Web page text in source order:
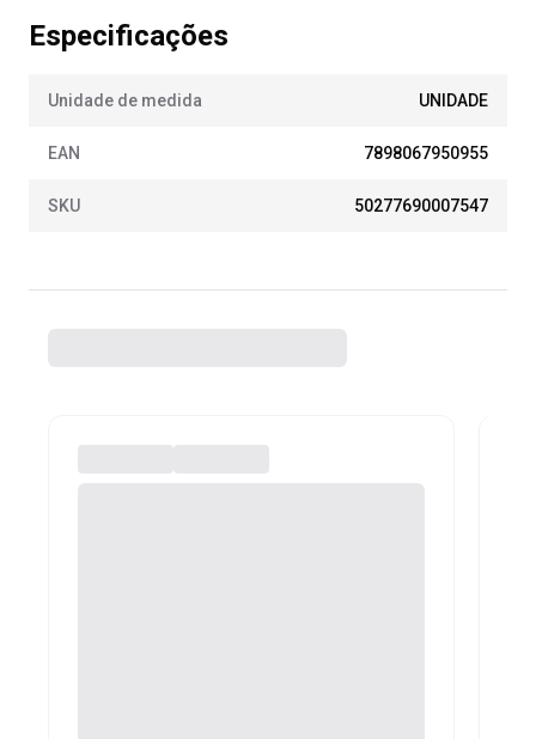
Especificações
Unidade de medida UNIDADE
EAN 7898067950955
SKU 50277690007547